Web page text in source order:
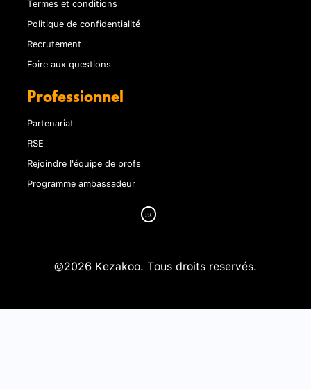
Politique de confidentialité
Recrutement
Foire aux questions
Professionnel
Partenariat
RSE
Rejoindre l'équipe de profs
Programme ambassadeur
©2026 Kezakoo. Tous droits reservés.